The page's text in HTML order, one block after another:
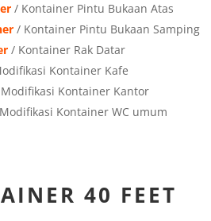
/ Kontainer Pintu Bukaan Atas
/ Kontainer Pintu Bukaan Samping
/ Kontainer Rak Datar
Kontainer Kafe
Kontainer Kantor
Kontainer WC umum
40 FEET